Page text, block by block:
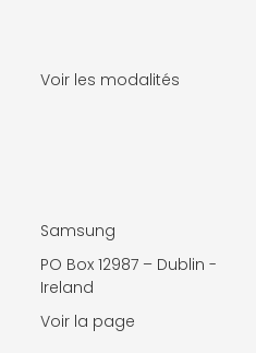
Voir les modalités
Samsung
PO Box 12987 – Dublin -
Ireland
Voir la page